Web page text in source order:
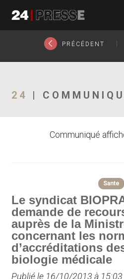
24Presse -
Communiqués de
PRÉCÉDENT
24 |
Communiqué
Sante
Le syndicat
demande de
auprès de la
concernant les
d’accréditations
biologie médicale
Publié le 16/10/2013 à 15:03